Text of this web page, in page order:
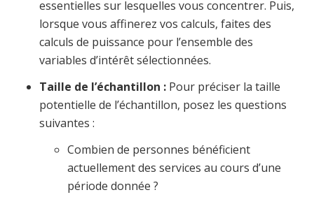
essentielles sur lesquelles vous concentrer. Puis,
lorsque vous affinerez vos calculs, faites des
calculs de puissance pour l’ensemble des
variables d’intérêt sélectionnées.
Taille de l’échantillon : Pour préciser la taille
potentielle de l’échantillon, posez les questions
suivantes :
Combien de personnes bénéficient
actuellement des services au cours d’une
période donnée ?